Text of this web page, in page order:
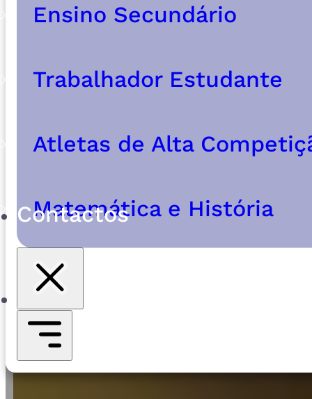
Ensino Secundário
Trabalhador Estudante
Atletas de Alta
Matemática e História
Contactos